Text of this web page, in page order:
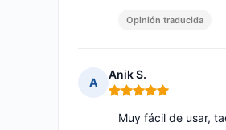
Opinión traducida
A
Anik S.
Nota: 5 de 5
Muy fácil de usar,